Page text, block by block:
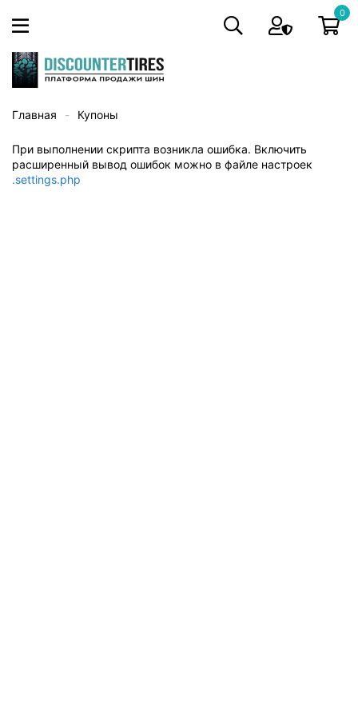
0
Главная Купоны
При выполнении скрипта возникла ошибка. Включить
расширенный вывод ошибок можно в файле настроек
.settings.php